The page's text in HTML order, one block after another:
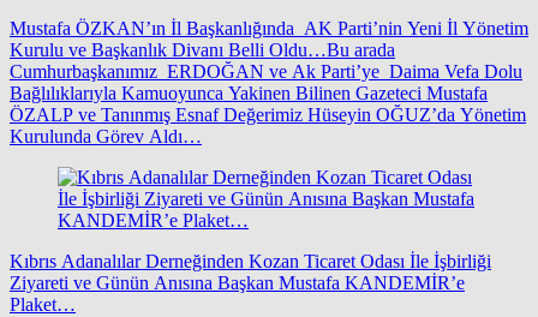
Mustafa ÖZKAN’ın İl Başkanlığında AK Parti’nin Yeni İl Yönetim
Kurulu ve Başkanlık Divanı Belli Oldu…Bu arada
Cumhurbaşkanımız ERDOĞAN ve Ak Parti’ye Daima Vefa Dolu
Bağlılıklarıyla Kamuoyunca Yakinen Bilinen Gazeteci Mustafa
ÖZALP ve Tanınmış Esnaf Değerimiz Hüseyin OĞUZ’da Yönetim
Kurulunda Görev Aldı…
Kıbrıs Adanalılar Derneğinden Kozan Ticaret Odası İle İşbirliği
Ziyareti ve Günün Anısına Başkan Mustafa KANDEMİR’e
Plaket…